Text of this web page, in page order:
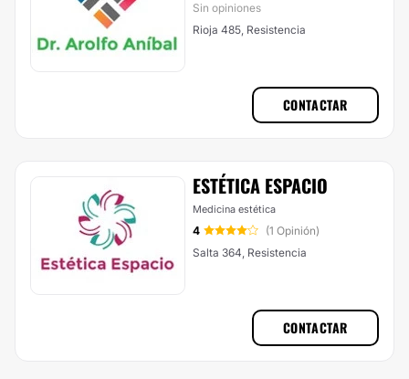
Sin opiniones
Rioja 485, Resistencia
CONTACTAR
ESTÉTICA ESPACIO
Medicina estética
4
(1 Opinión)
Salta 364, Resistencia
CONTACTAR